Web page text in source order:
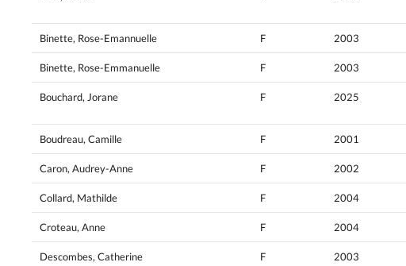
Binette, Rose-Emannuelle F 2003
Binette, Rose-Emmanuelle F 2003
Bouchard, Jorane F 2025
Boudreau, Camille F 2001
Caron, Audrey-Anne F 2002
Collard, Mathilde F 2004
Croteau, Anne F 2004
Descombes, Catherine F 2003